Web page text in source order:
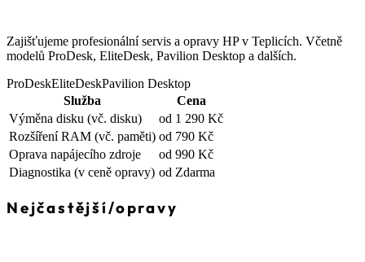
Zajišťujeme profesionální servis a opravy HP v Teplicích. Včetně
modelů ProDesk, EliteDesk, Pavilion Desktop a dalších.
ProDeskEliteDeskPavilion Desktop
Služba
Cena
Výměna disku (vč. disku)
od 1 290 Kč
Rozšíření RAM (vč. paměti) od 790 Kč
Oprava napájecího zdroje
od 990 Kč
Diagnostika (v ceně opravy) od Zdarma
Nejčastější/opravy